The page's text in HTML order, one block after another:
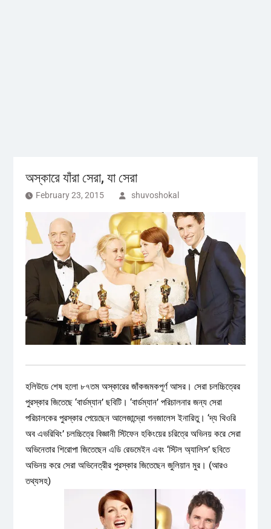
অস্কারে যাঁরা সেরা, যা সেরা
February 23, 2015 shuvoshokal
হলিউডে শেষ হলো ৮৭তম অস্কারের জাঁকজমকপূর্ণ আসর। সেরা চলচ্চিত্রের
পুরস্কার জিতেছে ‘বার্ডম্যান’ ছবিটি। ‘বার্ডম্যান’ পরিচালনার জন্য সেরা
পরিচালকের পুরস্কার পেয়েছেন আলেজান্দ্রো গনজালেস ইনারিতু। ‘দ্য থিওরি
অব এভরিথিং’ চলচ্চিত্রে বিজ্ঞানী স্টিফেন হকিংয়ের চরিত্রে অভিনয় করে সেরা
অভিনেতার শিরোপা জিতেছেন এডি রেডমেইন এবং ‘স্টিল অ্যালিস’ ছবিতে
অভিনয় করে সেরা অভিনেত্রীর পুরস্কার জিতেছেন জুলিয়ান মুর। (আরও
তথ্যসহ)